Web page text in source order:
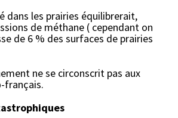
dans les prairies équilibrerait,
de méthane ( cependant on
de 6 % des surfaces de prairies
ne se circonscrit pas aux
français.